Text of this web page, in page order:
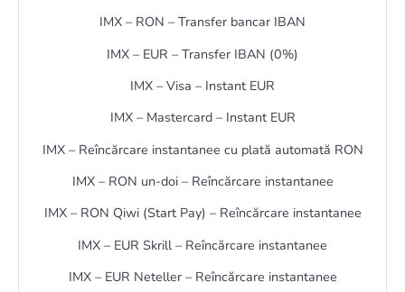
IMX – RON – Transfer bancar IBAN
IMX – EUR – Transfer IBAN (0%)
IMX – Visa – Instant EUR
IMX – Mastercard – Instant EUR
IMX – Reîncărcare instantanee cu plată automată RON
IMX – RON un-doi – Reîncărcare instantanee
IMX – RON Qiwi (Start Pay) – Reîncărcare instantanee
IMX – EUR Skrill – Reîncărcare instantanee
IMX – EUR Neteller – Reîncărcare instantanee